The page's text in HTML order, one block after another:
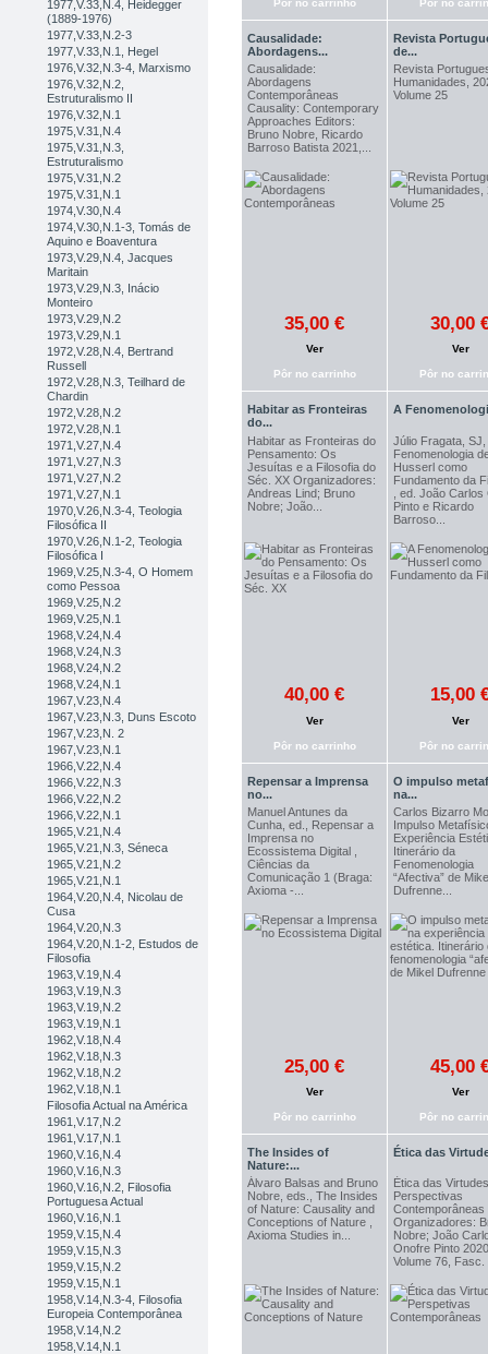
1977,V.33,N.4, Heidegger
(1889-1976)
1977,V.33,N.2-3
1977,V.33,N.1, Hegel
1976,V.32,N.3-4, Marxismo
1976,V.32,N.2,
Estruturalismo II
1976,V.32,N.1
1975,V.31,N.4
1975,V.31,N.3,
Estruturalismo
1975,V.31,N.2
1975,V.31,N.1
1974,V.30,N.4
1974,V.30,N.1-3, Tomás de
Aquino e Boaventura
1973,V.29,N.4, Jacques
Maritain
1973,V.29,N.3, Inácio
Monteiro
1973,V.29,N.2
1973,V.29,N.1
1972,V.28,N.4, Bertrand
Russell
1972,V.28,N.3, Teilhard de
Chardin
1972,V.28,N.2
1972,V.28,N.1
1971,V.27,N.4
1971,V.27,N.3
1971,V.27,N.2
1971,V.27,N.1
1970,V.26,N.3-4, Teologia
Filosófica II
1970,V.26,N.1-2, Teologia
Filosófica I
1969,V.25,N.3-4, O Homem
como Pessoa
1969,V.25,N.2
1969,V.25,N.1
1968,V.24,N.4
1968,V.24,N.3
1968,V.24,N.2
1968,V.24,N.1
1967,V.23,N.4
1967,V.23,N.3, Duns Escoto
1967,V.23,N. 2
1967,V.23,N.1
1966,V.22,N.4
1966,V.22,N.3
1966,V.22,N.2
1966,V.22,N.1
1965,V.21,N.4
1965,V.21,N.3, Séneca
1965,V.21,N.2
1965,V.21,N.1
1964,V.20,N.4, Nicolau de
Cusa
1964,V.20,N.3
1964,V.20,N.1-2, Estudos de
Filosofia
1963,V.19,N.4
1963,V.19,N.3
1963,V.19,N.2
1963,V.19,N.1
1962,V.18,N.4
1962,V.18,N.3
1962,V.18,N.2
1962,V.18,N.1
Filosofia Actual na América
1961,V.17,N.2
1961,V.17,N.1
1960,V.16,N.4
1960,V.16,N.3
1960,V.16,N.2, Filosofia
Portuguesa Actual
1960,V.16,N.1
1959,V.15,N.4
1959,V.15,N.3
1959,V.15,N.2
1959,V.15,N.1
1958,V.14,N.3-4, Filosofia
Europeia Contemporânea
1958,V.14,N.2
1958,V.14,N.1
Pôr no carrinho Pôr no
Causalidade:
Abordagens...
Causalidade:
Abordagens
Contemporâneas
Causality: Contemporary
Approaches Editors:
Bruno Nobre, Ricardo
Barroso Batista 2021,...
35,00 €
Ver
Pôr no carrinho
Revista
de...
Revista
Humanidades,
Volume 25
30,00
Ver
Pôr no
Habitar as Fronteiras
do...
Habitar as Fronteiras do
Pensamento: Os
Jesuítas e a Filosofia do
Séc. XX Organizadores:
Andreas Lind; Bruno
Nobre; João...
40,00 €
Ver
Pôr no carrinho
A
Júlio Fragata, SJ,
Fenomenologia
Husserl como
Fundamento da
, ed. João
Pinto e Ricardo
Barroso...
15,00
Ver
Pôr no
Repensar a Imprensa
no...
Manuel Antunes da
Cunha, ed., Repensar a
Imprensa no
Ecossistema Digital ,
Ciências da
Comunicação 1 (Braga:
Axioma -...
25,00 €
Ver
Pôr no carrinho
O impulso
na...
Carlos Bizarro
Impulso
Experiência
Itinerário da
Fenomenologia
“Afectiva” de
Dufrenne...
45,00
Ver
Pôr no
The Insides of
Nature:...
Álvaro Balsas and Bruno
Nobre, eds., The Insides
of Nature: Causality and
Conceptions of Nature ,
Axioma Studies in...
Ética das
Ética das
Perspectivas
Contemporâneas
Organizadores:
Nobre; João
Onofre Pinto
Volume 76, Fasc.